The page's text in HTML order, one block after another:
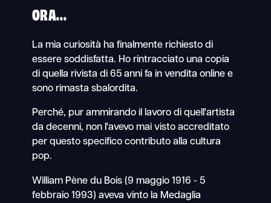
ORA...
La mia curiosità ha finalmente richiesto di
essere soddisfatta. Ho rintracciato una copia
di quella rivista di 65 anni fa in vendita online e
sono rimasta sbalordita.
Perché, pur ammirando il lavoro di quell'artista
da decenni, non l'avevo mai visto accreditato
per questo specifico contributo alla cultura
pop.
William Pène du Bois (9 maggio 1916 - 5
febbraio 1993) aveva vinto la Medaglia